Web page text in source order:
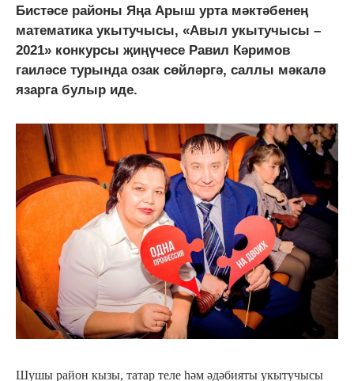
Бистәсе районы Яңа Арыш урта мәктәбенең
математика укытучысы, «Авыл укытучысы –
2021» конкурсы җиңүчесе Равил Кәримов
гаиләсе турында озак сөйләргә, саллы мәкалә
язарга булыр иде.
Шушы район кызы, татар теле һәм әдәбияты укытучысы